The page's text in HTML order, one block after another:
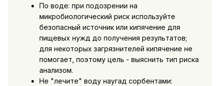
По воде: при подозрении на
микробиологический риск используйте
безопасный источник или кипячение для
пищевых нужд до получения результатов;
для некоторых загрязнителей кипячение не
помогает, поэтому цель - выяснить тип риска
анализом.
Не "лечите" воду наугад сорбентами: